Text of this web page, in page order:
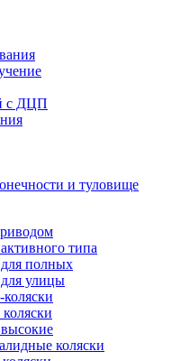
с ДЦП
и туловище
типа
полных
улицы
коляски